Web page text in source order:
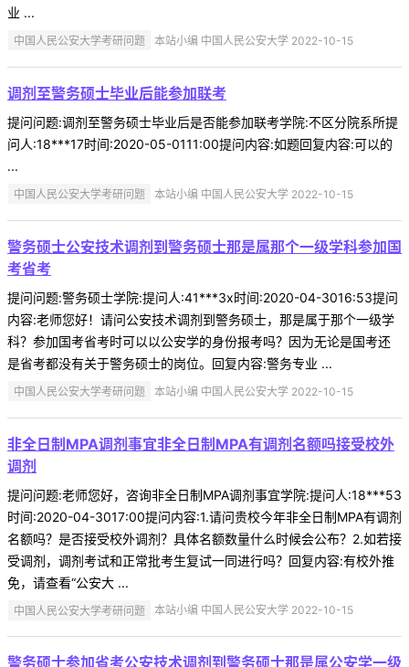
业 ...
中国人民公安大学考研问题 本站小编 中国人民公安大学 2022-10-15
调剂至警务硕士毕业后能参加联考
提问问题:调剂至警务硕士毕业后是否能参加联考学院:不区分院系所提
问人:18***17时间:2020-05-0111:00提问内容:如题回复内容:可以的
...
中国人民公安大学考研问题 本站小编 中国人民公安大学 2022-10-15
警务硕士公安技术调剂到警务硕士那是属那个一级学科参加国
考省考
提问问题:警务硕士学院:提问人:41***3x时间:2020-04-3016:53提问
内容:老师您好！请问公安技术调剂到警务硕士，那是属于那个一级学
科？参加国考省考时可以以公安学的身份报考吗？因为无论是国考还
是省考都没有关于警务硕士的岗位。回复内容:警务专业 ...
中国人民公安大学考研问题 本站小编 中国人民公安大学 2022-10-15
非全日制MPA调剂事宜非全日制MPA有调剂名额吗接受校外
调剂
提问问题:老师您好，咨询非全日制MPA调剂事宜学院:提问人:18***53
时间:2020-04-3017:00提问内容:1.请问贵校今年非全日制MPA有调剂
名额吗？是否接受校外调剂？具体名额数量什么时候会公布？2.如若接
受调剂，调剂考试和正常批考生复试一同进行吗？回复内容:有校外推
免，请查看“公安大 ...
中国人民公安大学考研问题 本站小编 中国人民公安大学 2022-10-15
警务硕士参加省考公安技术调剂到警务硕士那是属公安学一级